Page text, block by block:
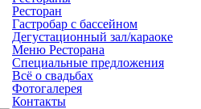
Ресторан
Гастробар с бассейном
Дегустационный зал/караоке
Меню Ресторана
Специальные предложения
Всё о свадьбах
Фотогалерея
Контакты